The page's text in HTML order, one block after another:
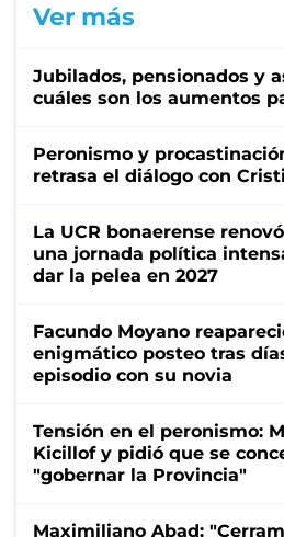
Ver más
Jubilados, pensionados y
cuáles son los aumentos
Peronismo y
retrasa el diálogo con
La UCR bonaerense
una jornada política
dar la pelea en 2027
Facundo Moyano
enigmático posteo tras
episodio con su novia
Tensión en el peronismo:
Kicillof y pidió que se
"gobernar la Provincia"
Maximiliano Abad: